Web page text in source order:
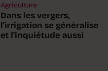
Agriculture
Dans les vergers,
l'irrigation se généralise
et l'inquiétude aussi